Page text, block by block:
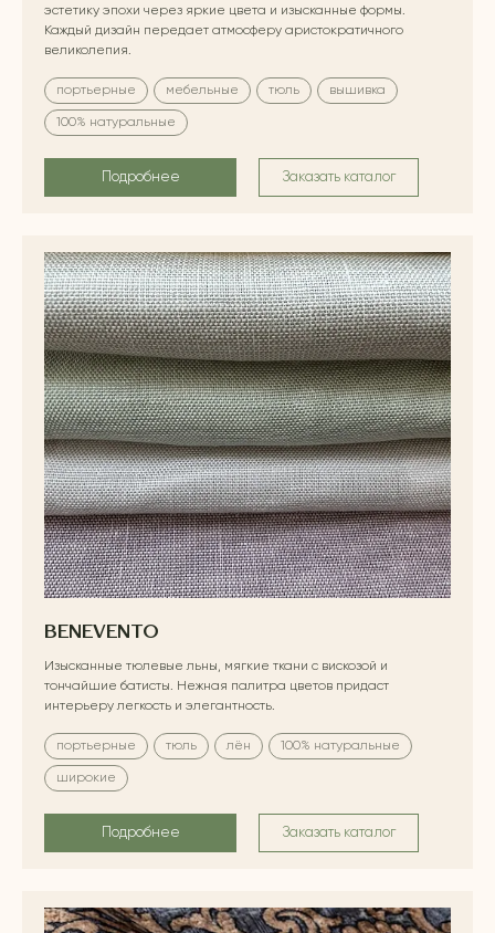
эстетику эпохи через яркие цвета и изысканные формы.
Каждый дизайн передает атмосферу аристократичного
великолепия.
портьерные мебельные тюль вышивка
100% натуральные
Подробнее Заказать каталог
BENEVENTO
Изысканные тюлевые льны, мягкие ткани с вискозой и
тончайшие батисты. Нежная палитра цветов придаст
интерьеру легкость и элегантность.
портьерные тюль лён 100% натуральные
широкие
Подробнее Заказать каталог